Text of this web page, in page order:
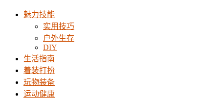
魅力技能
实用技巧
户外生存
DIY
生活指南
着装打扮
玩物装备
运动健康